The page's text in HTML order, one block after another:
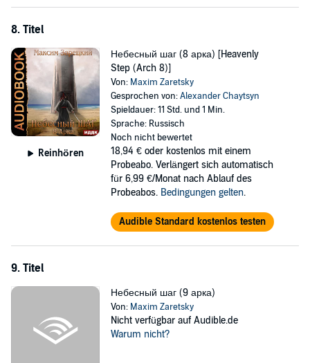
8. Titel
Reinhören
Небесный шаг (8 арка) [Heavenly
Step (Arch 8)]
Von: Maxim Zaretsky
Gesprochen von:Alexander Chaytsyn
Spieldauer: 11 Std. und 1 Min.
Sprache: Russisch
Noch nicht bewertet
18,94 € oder kostenlos mit einem
Probeabo. Verlängert sich automatisch
für 6,99 €/Monat nach Ablauf des
Probeabos. Bedingungen gelten.
Audible Standard kostenlos testen
9. Titel
Небесный шаг (9 арка)
Von: Maxim Zaretsky
Nicht verfügbar auf Audible.de
Warum nicht?